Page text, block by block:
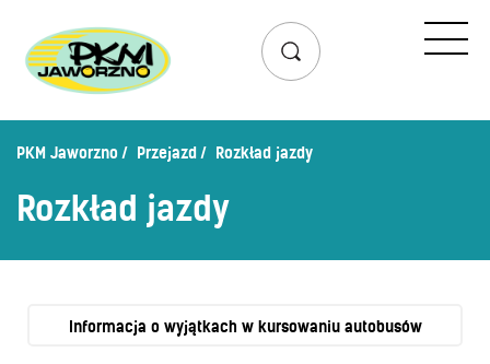
Przejazd
Lista przystanków
Zaplanuj podróż – wyszukiwarka połączeń
Mapa przystanków i połączeń
Schemat linii nocnych
Bilety
PKM Jaworzno Przejazd Rozkład jazdy
Rozkład jazdy
Informacja o wyjątkach w kursowaniu autobusów